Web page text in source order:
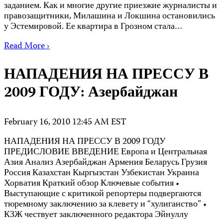
заданием. Как и многие другие приезжие журналисты и
правозащитники, Милашина и Локшина остановились
у Эстемировой. Ее квартира в Грозном стала…
Read More ›
НАПАДЕНИЯ НА ПРЕССУ В
2009 ГОДУ: Азербайджан
February 16, 2010 12:45 AM EST
НАПАДЕНИЯ НА ПРЕССУ В 2009 ГОДУ
ПРЕДИСЛОВИЕ ВВЕДЕНИЕ Европа и Центральная
Азия Анализ Азербайджан Армения Беларусь Грузия
Россия Казахстан Кыргызстан Узбекистан Украина
Хорватия Краткий обзор Ключевые события •
Выступающие с критикой репортеры подвергаются
тюремному заключению за клевету и “хулиганство” •
КЗЖ чествует заключенного редактора Эйнуллу